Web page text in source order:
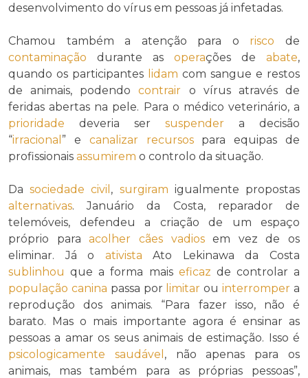
desenvolvimento do vírus em pessoas já infetadas.
Chamou também a atenção para o risco de
contaminação durante as operações de abate,
quando os participantes lidam com sangue e restos
de animais, podendocontrair o vírus através de
feridas abertas na pele. Para o médico veterinário, a
prioridade deveria ser suspender a decisão
“irracional ” e canalizar recursospara equipas de
profissionais assumirem o controlo da situação.
Dasociedade civil , surgiram igualmente propostas
alternativas. Januário da Costa, reparador de
telemóveis, defendeu a criação de um espaço
próprio paraacolher cães vadiosem vez de os
eliminar. Já o ativista Ato Lekinawa da Costa
sublinhou que a forma mais eficaz de controlar a
população canina passa por limitar ouinterromper a
reprodução dos animais. “Para fazer isso, não é
barato. Mas o mais importante agora é ensinar as
pessoas a amar os seus animais de estimação. Isso é
psicologicamente saudável , não apenas para os
animais, mas também para as próprias pessoas”,